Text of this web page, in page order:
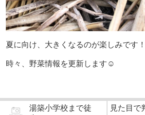
夏に向け、大きくなるのが楽しみです！
時々、野菜情報を更新します☺
湯築小学校まで徒
見た目で